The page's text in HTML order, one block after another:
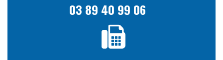
03 89 40 99 06